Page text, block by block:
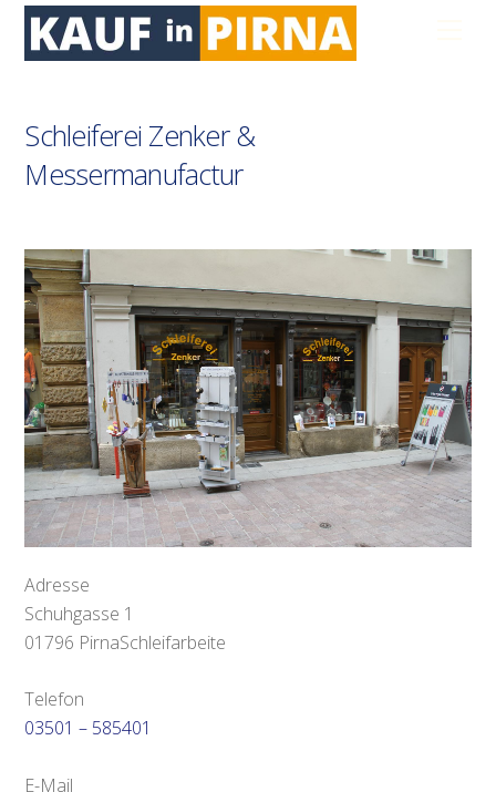
Skip
Schleiferei Zenker &
Messermanufactur
Adresse
Schuhgasse 1
01796 PirnaSchleifarbeite
Telefon
03501 – 585401
E-Mail